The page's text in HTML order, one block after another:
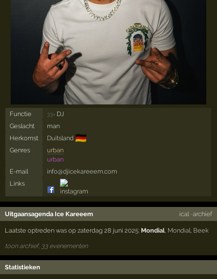
Functie 33× DJ
Geslacht
man
Herkomst
Duitsland 🇩🇪
Genres
urban
urban
E-mail
info@djicekareeem.com
Links
Uitgaansagenda Ice Kareeem ical · archief
Laatste optreden was op zaterdag 28 juni 2025: Mondial Mondial Beek
toon archief, 33 evenementen
Statistieken